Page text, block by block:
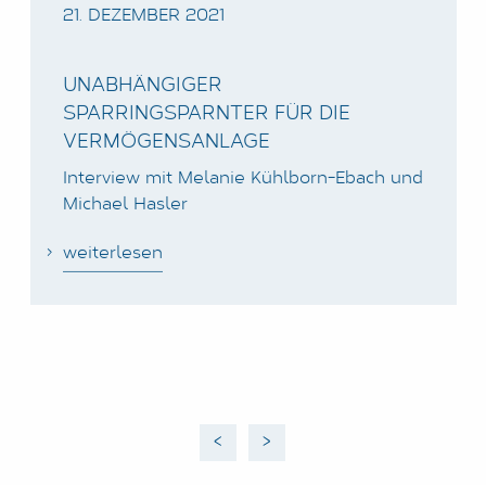
21. DEZEMBER 2021
UNABHÄNGIGER
SPARRINGSPARNTER FÜR DIE
VERMÖGENSANLAGE
Interview mit Melanie Kühlborn-Ebach und
Michael Hasler
weiterlesen
< >